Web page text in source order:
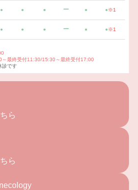
● ● ● ー ● ●※1
● ● ● ー ● ●※1
～最終受付11:30/15:30～最終受付17:00
診です
ら
ら